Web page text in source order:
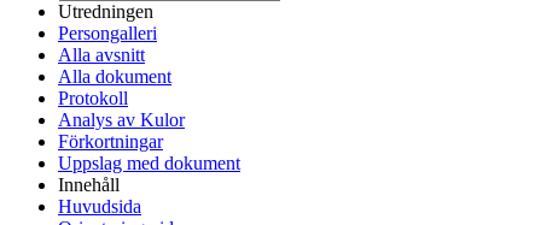
Utredningen
Persongalleri
Alla avsnitt
Alla dokument
Protokoll
Analys av Kulor
Förkortningar
Uppslag med dokument
Innehåll
Huvudsida